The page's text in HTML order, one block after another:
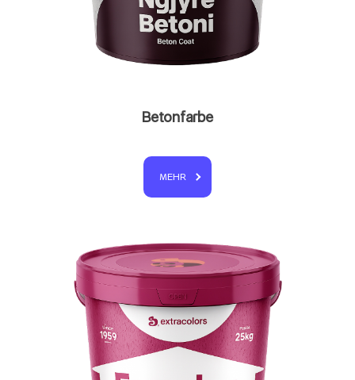
Betonfarbe
MEHR